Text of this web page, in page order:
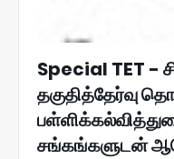
Special TET -
தகுதித்தேர்வு
சங்கங்களுடன்